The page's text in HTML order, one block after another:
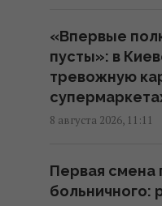
Для чего
сторона
функциях вы
10:42 суббота, 08
области под
«Впервые
пусты»: в
тревожную
8 августа 2026, 11:11
Первая смена
больничного: